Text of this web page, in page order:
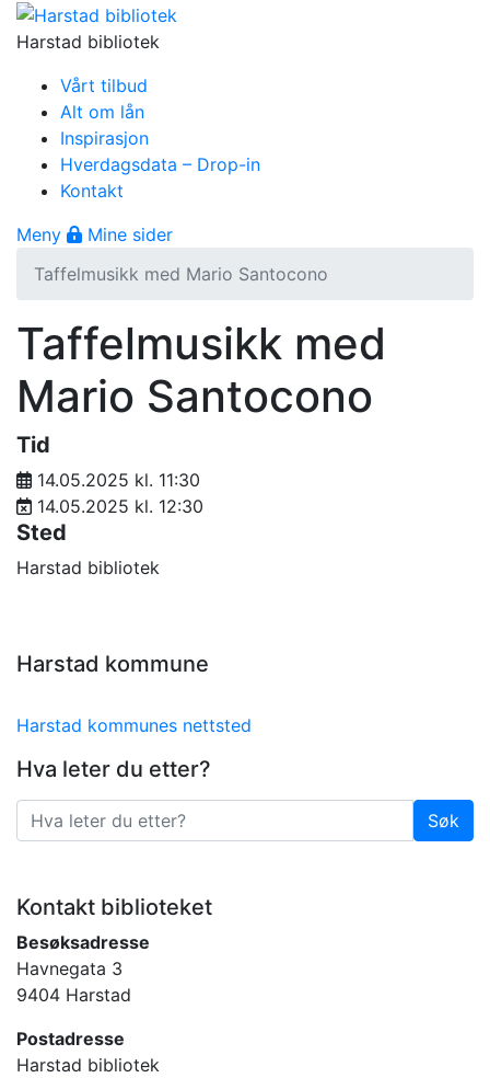
Gå til innhold
Harstad bibliotek
Vårt tilbud
Alt om lån
Inspirasjon
Hverdagsdata – Drop-in
Kontakt
Meny Åpne meny
Mine sider
Taffelmusikk med Mario Santocono
Taffelmusikk med
Mario Santocono
Tid
14.05.2025 kl. 11:30
14.05.2025 kl. 12:30
Sted
Harstad bibliotek
Harstad kommune
Harstad kommunes nettsted
Hva leter du etter?
Søk
Søk
Kontakt biblioteket
Besøksadresse
Havnegata 3
9404 Harstad
Postadresse
Harstad bibliotek